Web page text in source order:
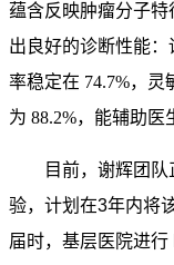
蕴含反映肿瘤分子
出良好的诊断性能
率稳定在 74.7%，灵
为 88.2%，能辅助医
目前，谢辉团
验，计划在3年内将
届时，基层医院进行